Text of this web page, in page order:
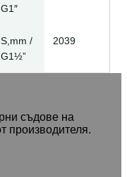
G1″
S,mm /
G1½”
2039
съдове на
производителя.